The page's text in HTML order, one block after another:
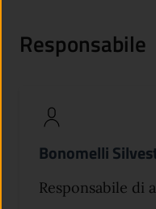
Responsabile
Bonomelli
Responsabile di